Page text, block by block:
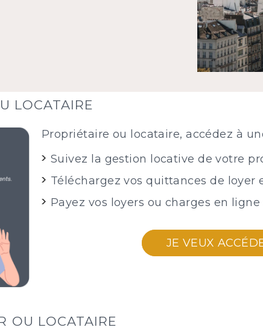
LOCATAIRE
Propriétaire ou locataire, accédez à
Suivez la gestion locative de votre
Téléchargez vos quittances de loyer
Payez vos loyers ou charges en
JE VEUX
OU LOCATAIRE